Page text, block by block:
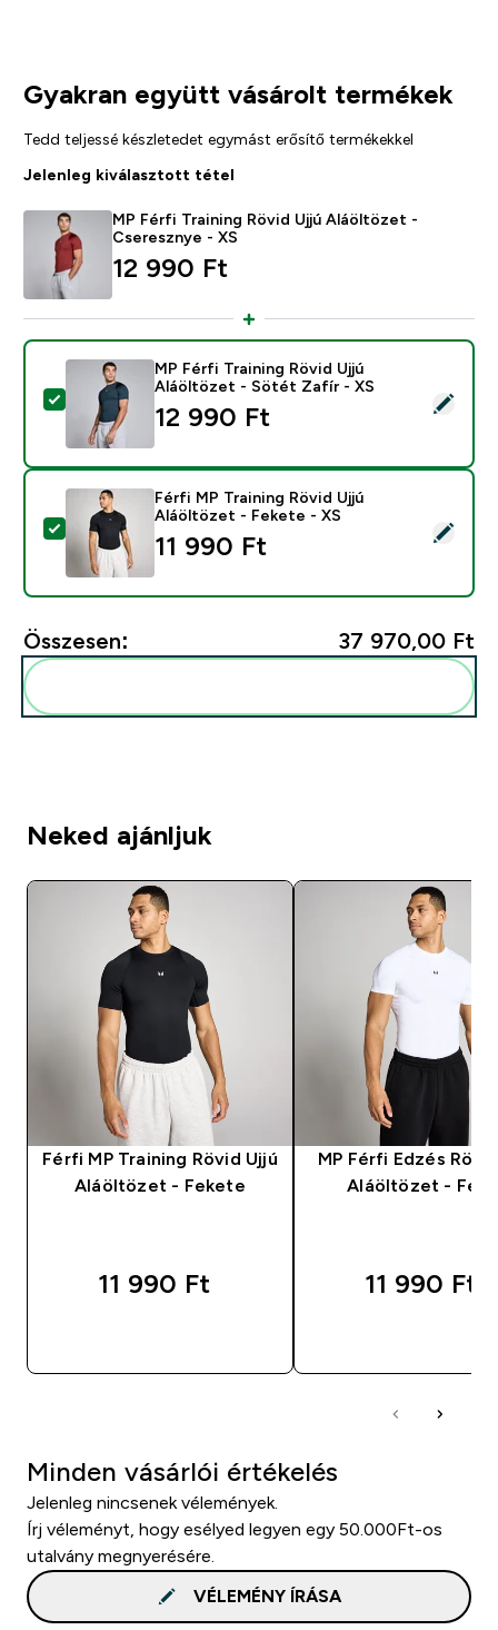
Gyakran együtt vásárolt termékek
Tedd teljessé készletedet egymást erősítő termékekkel
Jelenleg kiválasztott tétel
MP Férfi Training Rövid Ujjú Aláöltözet -
Cseresznye - XS
12 990 Ft‎
Termék kiválasztása - MP Férfi Training Rövid Ujjú
MP Férfi Training Rövid Ujjú
Aláöltözet - Sötét Zafír - XS
12 990 Ft‎
Termék kiválasztása - Férfi MP Training Rövid Ujjú
Férfi MP Training Rövid Ujjú
Aláöltözet - Fekete - XS
11 990 Ft‎
Összesen: 37 970,00 Ft‎
Neked ajánljuk
Férfi MP Training Rövid Ujjú
Aláöltözet - Fekete
11 990 Ft‎
MP Férfi Edzés
Aláöltözet -
11 990 Ft‎
Minden vásárlói értékelés
Jelenleg nincsenek vélemények.
Írj véleményt, hogy esélyed legyen egy 50.000Ft-os
utalvány megnyerésére.
VÉLEMÉNY ÍRÁSA